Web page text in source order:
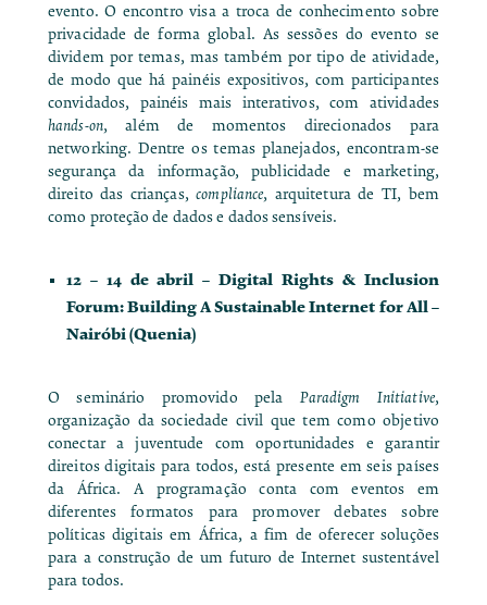
evento. O encontro visa a troca de conhecimento sobre
privacidade de forma global. As sessões do evento se
dividem por temas, mas também por tipo de atividade,
de modo que há painéis expositivos, com participantes
convidados, painéis mais interativos, com atividades
hands-on, além de momentos direcionados para
networking. Dentre os temas planejados, encontram-se
segurança da informação, publicidade e marketing,
direito das crianças,compliance, arquitetura de TI, bem
como proteção de dados e dados sensíveis.
12 – 14 de abril –Digital Rights & Inclusion
Forum: Building A Sustainable Internet for All –
Nairóbi (Quenia)
O seminário promovido pela Paradigm Initiative,
organização da sociedade civil que tem como objetivo
conectar a juventude com oportunidades e garantir
direitos digitais para todos, está presente em seis países
da África. A programação conta com eventos em
diferentes formatos para promover debates sobre
políticas digitais em África, a fim de oferecer soluções
para a construção de um futuro de Internet sustentável
para todos.